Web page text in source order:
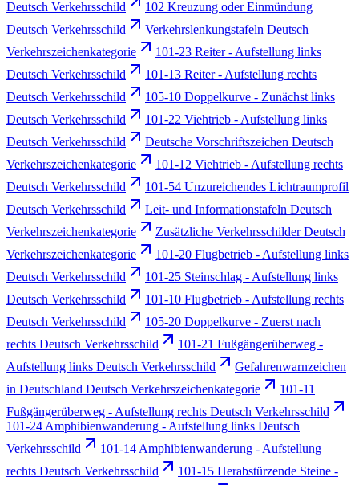
Deutsch Verkehrsschild
102 Kreuzung oder Einmündung
Deutsch Verkehrsschild
Verkehrslenkungstafeln Deutsch
Verkehrszeichenkategorie
101-23 Reiter - Aufstellung links
Deutsch Verkehrsschild
101-13 Reiter - Aufstellung rechts
Deutsch Verkehrsschild
105-10 Doppelkurve - Zunächst links
Deutsch Verkehrsschild
101-22 Viehtrieb - Aufstellung links
Deutsch Verkehrsschild
Deutsche Vorschriftszeichen Deutsch
Verkehrszeichenkategorie
101-12 Viehtrieb - Aufstellung rechts
Deutsch Verkehrsschild
101-54 Unzureichendes Lichtraumprofil
Deutsch Verkehrsschild
Leit- und Informationstafeln Deutsch
Verkehrszeichenkategorie
Zusätzliche Verkehrsschilder Deutsch
Verkehrszeichenkategorie
101-20 Flugbetrieb - Aufstellung links
Deutsch Verkehrsschild
101-25 Steinschlag - Aufstellung links
Deutsch Verkehrsschild
101-10 Flugbetrieb - Aufstellung rechts
Deutsch Verkehrsschild
105-20 Doppelkurve - Zuerst nach
rechts Deutsch Verkehrsschild
101-21 Fußgängerüberweg -
Aufstellung links Deutsch Verkehrsschild
Gefahrenwarnzeichen
in Deutschland Deutsch Verkehrszeichenkategorie
101-11
Fußgängerüberweg - Aufstellung rechts Deutsch Verkehrsschild
101-24 Amphibienwanderung - Aufstellung links Deutsch
Verkehrsschild
101-14 Amphibienwanderung - Aufstellung
rechts Deutsch Verkehrsschild
101-15 Herabstürzende Steine -